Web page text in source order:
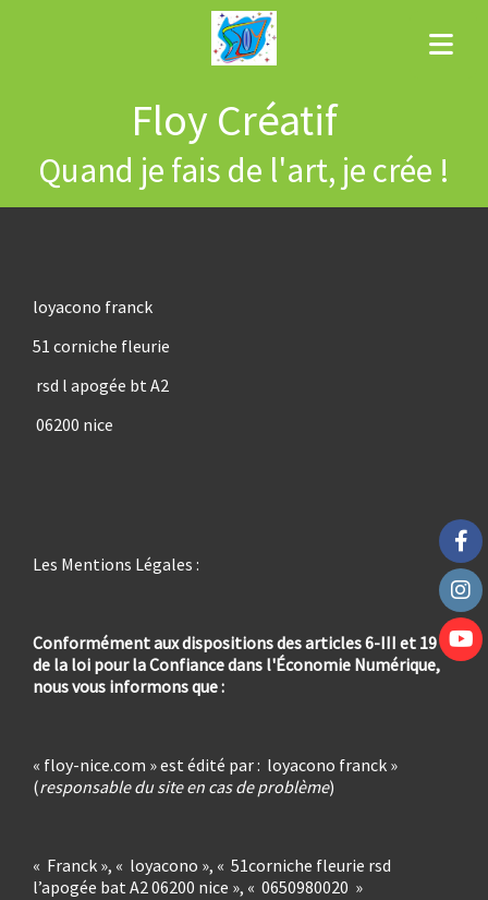
Floy Créatif
Quand je fais de l'art, je crée !
loyacono franck
51 corniche fleurie
rsd l apogée bt A2
06200 nice
Les Mentions Légales :
Conformément aux dispositions des articles 6-III et 19
de la loi pour la Confiance dans l'Économie Numérique,
nous vous informons que :
« floy-nice.com » est édité par : loyacono franck »
(responsable du site en cas de problème)
« Franck », « loyacono », « 51corniche fleurie rsd
l’apogée bat A2 06200 nice », « 0650980020 »